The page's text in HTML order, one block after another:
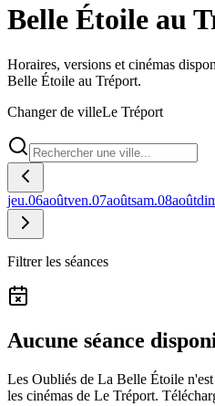
Belle Étoile au
Horaires, versions et cinémas
Belle Étoile au Tréport.
Changer de villeLe Tréport
jeu.06aoûtven.07aoûtsam.08août
Filtrer les séances
Aucune séance
Les Oubliés de La Belle Étoile
les cinémas de Le Tréport.